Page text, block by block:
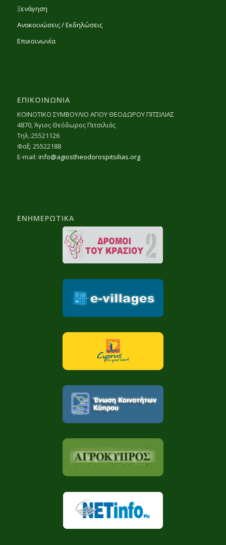
Ξενάγηση
Ανακοινώσεις / Εκδηλώσεις
Επικοινωνία
ΕΠΙΚΟΙΝΩΝΙΑ
ΚΟΙΝΟΤΙΚΟ ΣΥΜΒΟΥΛΙΟ ΑΓΙΟΥ ΘΕΟΔΩΡΟΥ ΠΙΤΣΙΛΙΑΣ
4870, Άγιος Θεόδωρος Πιτσιλιάς
Τηλ.:25521126
Φαξ: 25522188
E-mail: info@agiostheodorospitsilias.org
ΕΝΗΜΕΡΩΤΙΚΑ